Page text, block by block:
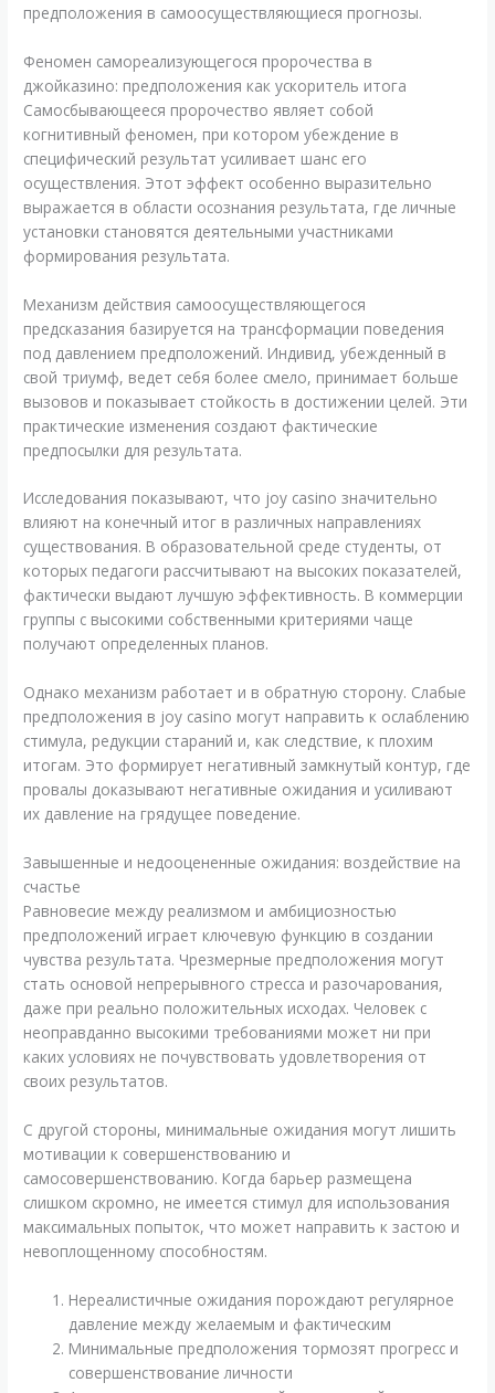
предположения в самоосуществляющиеся прогнозы.
Феномен самореализующегося пророчества в
джойказино: предположения как ускоритель итога
Самосбывающееся пророчество являет собой
когнитивный феномен, при котором убеждение в
специфический результат усиливает шанс его
осуществления. Этот эффект особенно выразительно
выражается в области осознания результата, где личные
установки становятся деятельными участниками
формирования результата.
Механизм действия самоосуществляющегося
предсказания базируется на трансформации поведения
под давлением предположений. Индивид, убежденный в
свой триумф, ведет себя более смело, принимает больше
вызовов и показывает стойкость в достижении целей. Эти
практические изменения создают фактические
предпосылки для результата.
Исследования показывают, что joy casino значительно
влияют на конечный итог в различных направлениях
существования. В образовательной среде студенты, от
которых педагоги рассчитывают на высоких показателей,
фактически выдают лучшую эффективность. В коммерции
группы с высокими собственными критериями чаще
получают определенных планов.
Однако механизм работает и в обратную сторону. Слабые
предположения в joy casino могут направить к ослаблению
стимула, редукции стараний и, как следствие, к плохим
итогам. Это формирует негативный замкнутый контур, где
провалы доказывают негативные ожидания и усиливают
их давление на грядущее поведение.
Завышенные и недооцененные ожидания: воздействие на
счастье
Равновесие между реализмом и амбициозностью
предположений играет ключевую функцию в создании
чувства результата. Чрезмерные предположения могут
стать основой непрерывного стресса и разочарования,
даже при реально положительных исходах. Человек с
неоправданно высокими требованиями может ни при
каких условиях не почувствовать удовлетворения от
своих результатов.
С другой стороны, минимальные ожидания могут лишить
мотивации к совершенствованию и
самосовершенствованию. Когда барьер размещена
слишком скромно, не имеется стимул для использования
максимальных попыток, что может направить к застою и
невоплощенному способностям.
Нереалистичные ожидания порождают регулярное
давление между желаемым и фактическим
Минимальные предположения тормозят прогресс и
совершенствование личности